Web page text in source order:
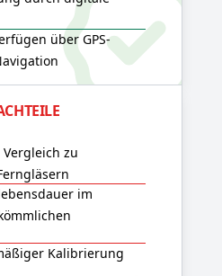
über GPS-
zu
im
Kalibrierung